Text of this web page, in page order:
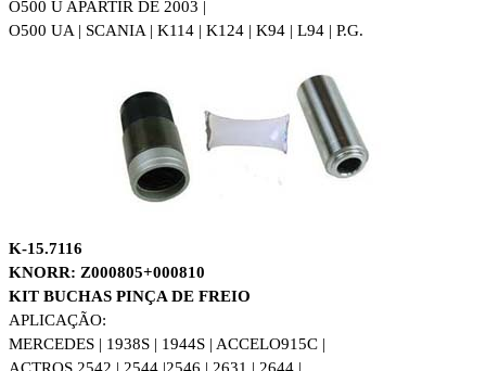
O500 U APARTIR DE 2003 |
O500 UA | SCANIA | K114 | K124 | K94 | L94 | P.G.
K-15.7116
KNORR: Z000805+000810
KIT BUCHAS PINÇA DE FREIO
APLICAÇÃO:
MERCEDES | 1938S | 1944S | ACCELO915C |